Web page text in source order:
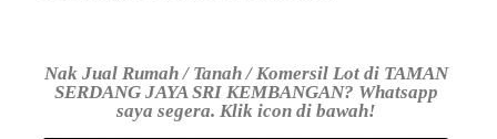
Nak Jual Rumah / Tanah / Komersil Lot di TAMAN
SERDANG JAYA SRI KEMBANGAN? Whatsapp
saya segera. Klik icon di bawah!